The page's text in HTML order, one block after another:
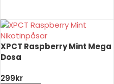
XPCT Raspberry Mint Mega
Dosa
299kr